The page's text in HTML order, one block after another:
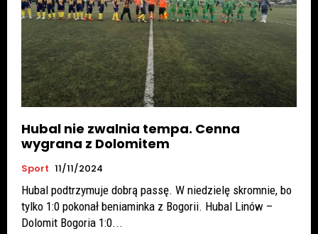
Hubal nie zwalnia tempa. Cenna
wygrana z Dolomitem
Sport 11/11/2024
Hubal podtrzymuje dobrą passę. W niedzielę skromnie, bo
tylko 1:0 pokonał beniaminka z Bogorii. Hubal Linów –
Dolomit Bogoria 1:0...